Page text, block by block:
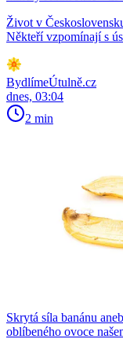
Život v
Někteří vzpomínají s
BydlímeÚtulně.cz
dnes, 03:04
2 min
Skrytá síla banánu
oblíbeného ovoce